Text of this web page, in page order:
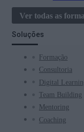
Ver todas as
Soluções
Formação
Consultoria
Digital
Team Building
Mentoring
Coaching